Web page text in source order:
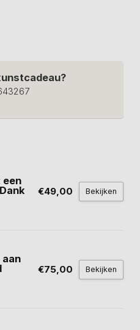
een
€49,00 Bekijken
aan
€75,00 Bekijken